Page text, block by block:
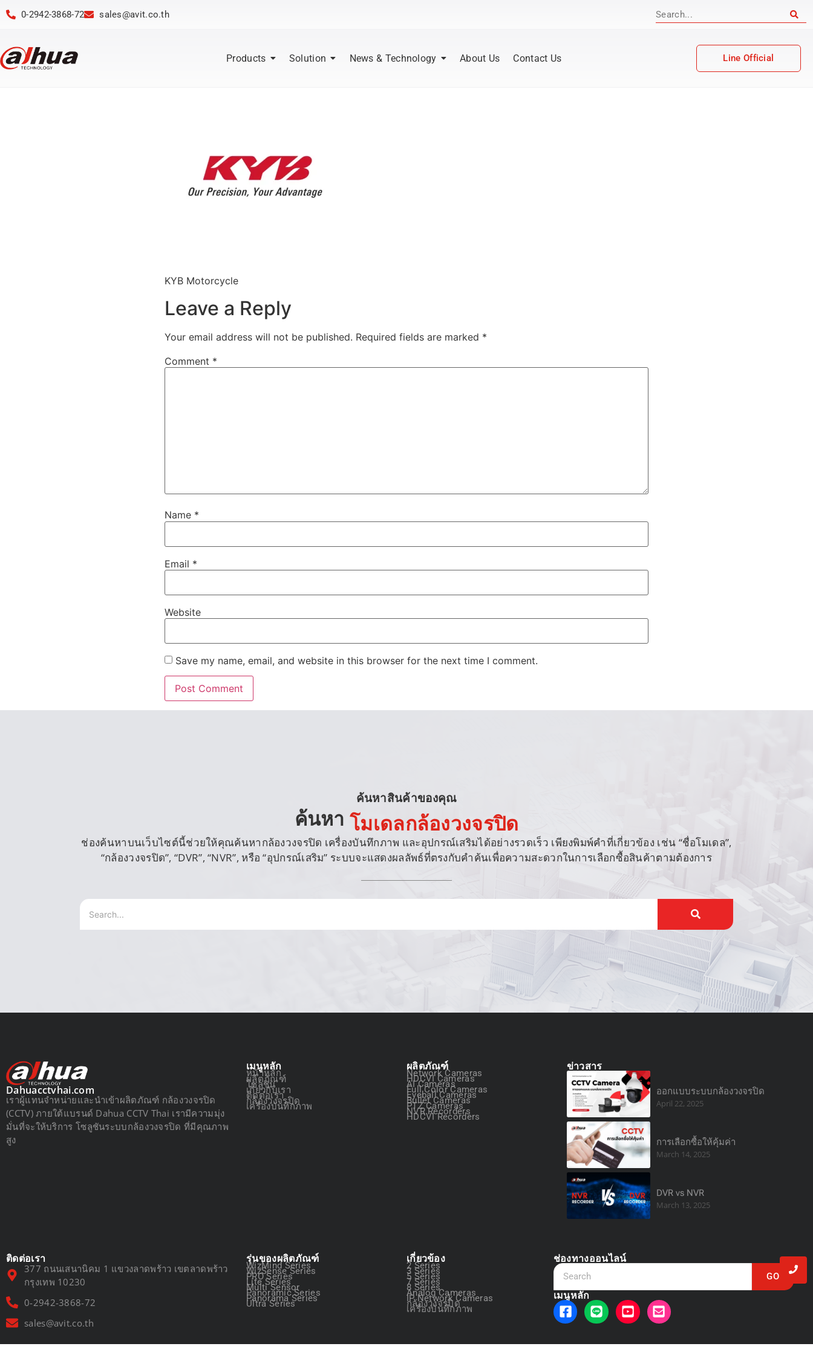
0-2942-3868-72 sales@avit.co.th
Products Solution News & Technology About Us Contact Us Line Official
KYB Motorcycle
Leave a Reply
Your email address will not be published. Required fields are marked *
Comment *
Name *
Email *
Website
Save my name, email, and website in this browser for the next time I comment.
ค้นหาสินค้าของคุณ
ค้นหา โมเดลกล้องวงจรปิด
ช่องค้นหาบนเว็บไซต์นี้ช่วยให้คุณค้นหากล้องวงจรปิด เครื่องบันทึกภาพ และอุปกรณ์เสริมได้อย่างรวดเร็ว เพียงพิมพ์คำที่เกี่ยวข้อง เช่น “ชื่อโมเดล”,
“กล้องวงจรปิด”, “DVR”, “NVR”, หรือ “อุปกรณ์เสริม” ระบบจะแสดงผลลัพธ์ที่ตรงกับคำค้นเพื่อความสะดวกในการเลือกซื้อสินค้าตามต้องการ
Dahuacctvhai.com
เราผู้แทนจำหน่ายและนำเข้าผลิตภัณฑ์ กล้องวงจรปิด
(CCTV) ภายใต้แบรนด์ Dahua CCTV Thai เรามีความมุ่ง
มั่นที่จะให้บริการ โซลูชันระบบกล้องวงจรปิด ที่มีคุณภาพ
สูง
เมนูหลัก
หน้าหลัก
ผลิตภัณฑ์
โซลูชัน
เกี่ยวกับเรา
ติดต่อเรา
กล้องวงจรปิด
เครื่องบันทึกภาพ
ผลิตภัณฑ์
Network Cameras
HDCVI Cameras
AI Cameras
Full Color Cameras
Eyeball Cameras
Bullet Cameras
PTZ Cameras
NVR Recorders
HDCVI Recorders
ข่าวสาร
ออกแบบระบบกล้องวงจรปิด
April 22, 2025
การเลือกซื้อให้คุ้มค่า
March 14, 2025
DVR vs NVR
March 13, 2025
ติดต่อเรา
377 ถนนเสนานิคม 1 แขวงลาดพร้าว เขตลาดพร้าว
กรุงเทพ 10230
0-2942-3868-72
sales@avit.co.th
รุ่นของผลิตภัณฑ์
WizMind Series
WizSense Series
PRO Series
Lite Series
Multi Sensor
Panoramic Series
Panorama Series
Ultra Series
เกี่ยวข้อง
2 Series
3 Series
5 Series
7 Series
8 Series
Analog Cameras
IP Network Cameras
กล้องวงจรปิด
เครื่องบันทึกภาพ
ช่องทางออนไลน์
GO
เมนูหลัก